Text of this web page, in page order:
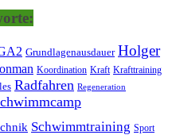
Grundlagenausdauer Holger
Koordination Kraft Krafttraining
Radfahren Regeneration
Schwimmtraining Sport